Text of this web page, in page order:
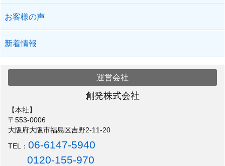
お客様の声
新着情報
運営会社
創発株式会社
【本社】
〒553-0006
大阪府大阪市福島区吉野2-11-20
TEL：06-6147-5940
0120-155-970